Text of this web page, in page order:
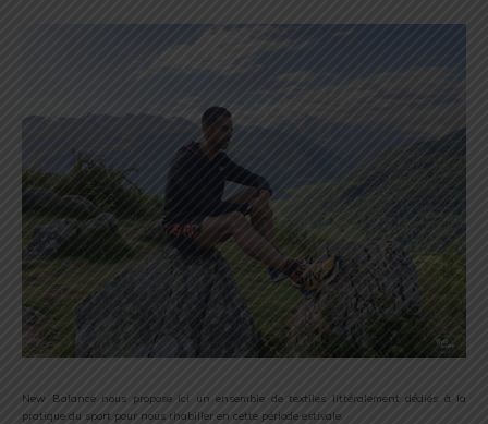
New Balance nous propose ici un ensemble de textiles littéralement dédiés à la
pratique du sport pour nous rhabiller en cette période estivale.